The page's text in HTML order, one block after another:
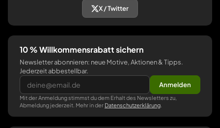
X / Twitter
10 % Willkommensrabatt sichern
Newsletter abonnieren: neue Motive, Aktionen & Tipps.
Jederzeit abbestellbar.
Anmelden
Mit der Anmeldung stimmst du dem Erhalt des Newsletters zu,
Abmeldung jederzeit. Mehr in der Datenschutzerklärung